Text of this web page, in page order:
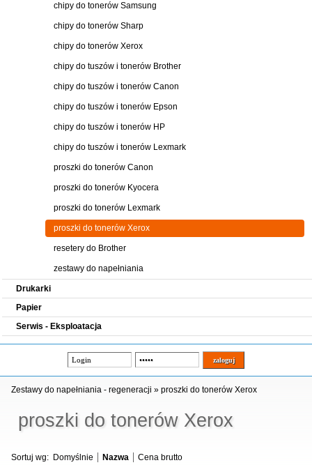
chipy do tonerów Samsung
chipy do tonerów Sharp
chipy do tonerów Xerox
chipy do tuszów i tonerów Brother
chipy do tuszów i tonerów Canon
chipy do tuszów i tonerów Epson
chipy do tuszów i tonerów HP
chipy do tuszów i tonerów Lexmark
proszki do tonerów Canon
proszki do tonerów Kyocera
proszki do tonerów Lexmark
proszki do tonerów Xerox
resetery do Brother
zestawy do napełniania
Drukarki
Papier
Serwis - Eksploatacja
proszki do tonerów Xerox
Zestawy do napełniania - regeneracji »proszki do tonerów Xerox
Sortuj wg: Domyślnie Nazwa Cena brutto